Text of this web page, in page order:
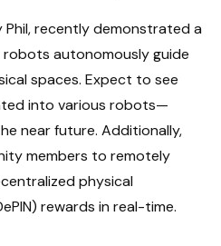
recently demonstrated a
autonomously guide
spaces. Expect to see
into various robots—
near future. Additionally,
members to remotely
physical
rewards in real-time.